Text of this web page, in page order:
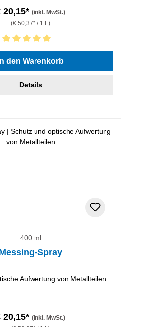
20,15* (inkl. MwSt.)
(€ 50,37* / 1 L)
Bewertung von 5 von 5 Sternen
In den Warenkorb
Details
400 ml
Messing-Spray
Aufwertung von Metallteilen
20,15* (inkl. MwSt.)